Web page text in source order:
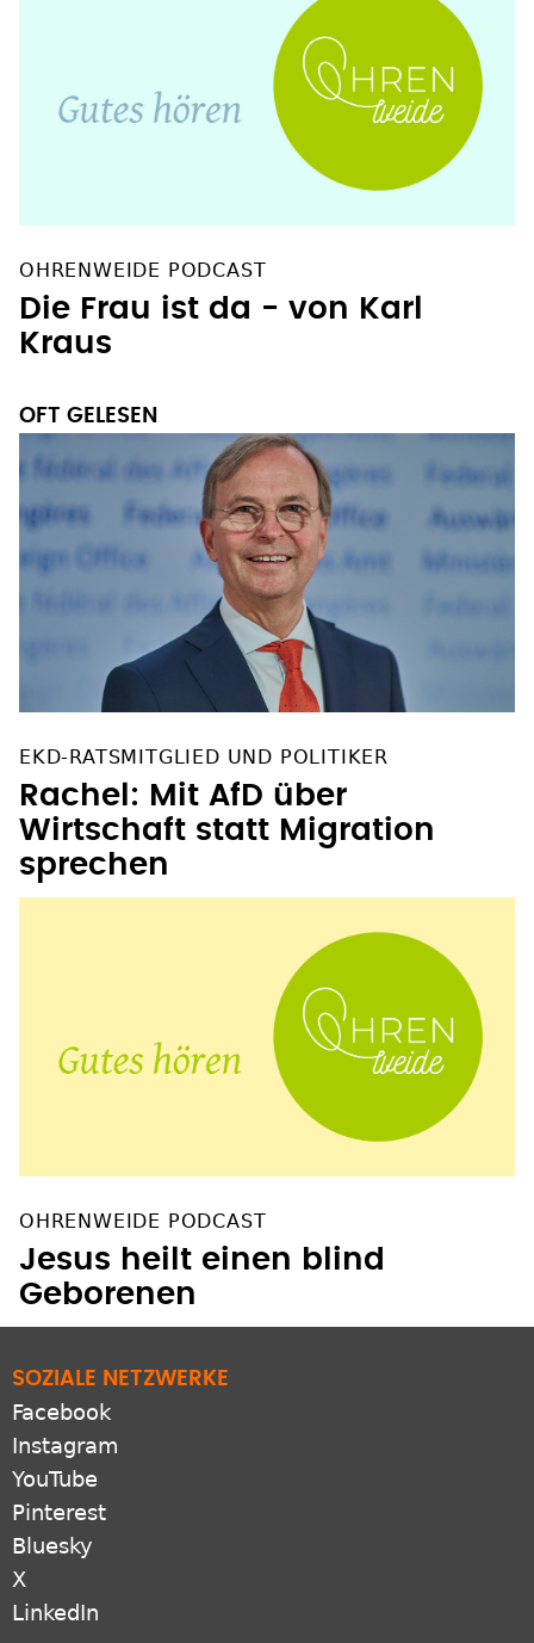
OHRENWEIDE PODCAST
Die Frau ist da - von Karl
Kraus
OFT GELESEN
EKD-RATSMITGLIED UND POLITIKER
Rachel: Mit AfD über
Wirtschaft statt Migration
sprechen
OHRENWEIDE PODCAST
Jesus heilt einen blind
Geborenen
SOZIALE NETZWERKE
Facebook
Instagram
YouTube
Pinterest
Bluesky
X
LinkedIn